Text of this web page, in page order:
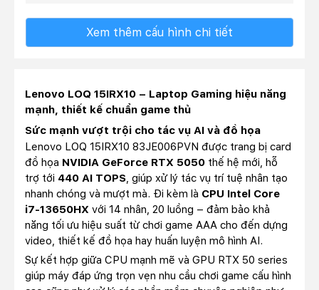
Xem thêm cấu hình chi tiết
Lenovo LOQ 15IRX10 – Laptop Gaming hiệu năng
mạnh, thiết kế chuẩn game thủ
Sức mạnh vượt trội cho tác vụ AI và đồ họa
Lenovo LOQ 15IRX10 83JE006PVN được trang bị card
đồ họa NVIDIA GeForce RTX 5050 thế hệ mới, hỗ
trợ tới 440 AI TOPS, giúp xử lý tác vụ trí tuệ nhân tạo
nhanh chóng và mượt mà. Đi kèm là CPU Intel Core
i7-13650HX với 14 nhân, 20 luồng – đảm bảo khả
năng tối ưu hiệu suất từ chơi game AAA cho đến dựng
video, thiết kế đồ họa hay huấn luyện mô hình AI.
Sự kết hợp giữa CPU mạnh mẽ và GPU RTX 50 series
giúp máy đáp ứng trọn vẹn nhu cầu chơi game cấu hình